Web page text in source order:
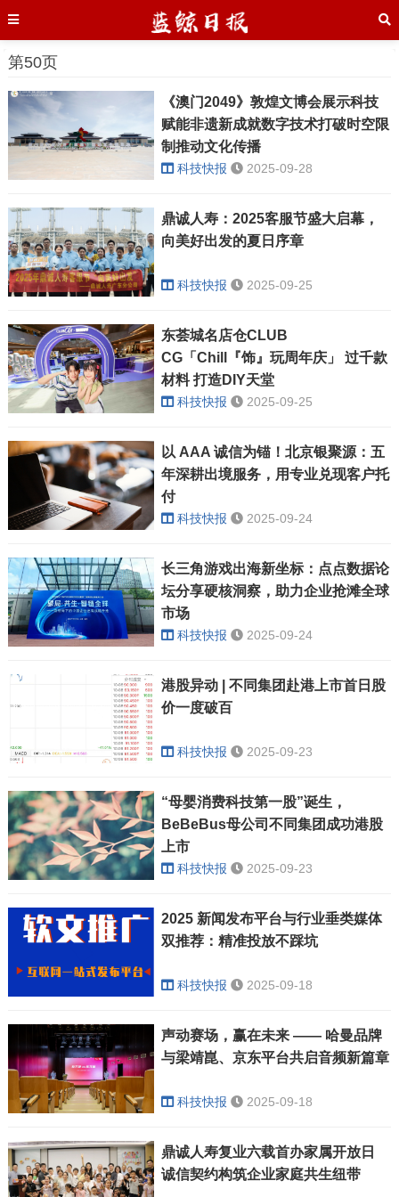
第50页
《澳门2049》敦煌文博会展示科技
赋能非遗新成就数字技术打破时空限
制推动文化传播
科技快报 2025-09-28
鼎诚人寿：2025客服节盛大启幕，
向美好出发的夏日序章
科技快报 2025-09-25
东荟城名店仓CLUB
CG「Chill『饰』玩周年庆」 过千款
材料 打造DIY天堂
科技快报 2025-09-25
以 AAA 诚信为锚！北京银聚源：五
年深耕出境服务，用专业兑现客户托
付
科技快报 2025-09-24
长三角游戏出海新坐标：点点数据论
坛分享硬核洞察，助力企业抢滩全球
市场
科技快报 2025-09-24
港股异动 | 不同集团赴港上市首日股
价一度破百
科技快报 2025-09-23
“母婴消费科技第一股”诞生，
BeBeBus母公司不同集团成功港股
上市
科技快报 2025-09-23
2025 新闻发布平台与行业垂类媒体
双推荐：精准投放不踩坑
科技快报 2025-09-18
声动赛场，赢在未来 —— 哈曼品牌
与梁靖崑、京东平台共启音频新篇章
科技快报 2025-09-18
鼎诚人寿复业六载首办家属开放日
诚信契约构筑企业家庭共生纽带